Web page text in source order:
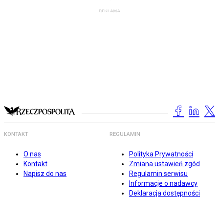
KONTAKT
O nas
Kontakt
Napisz do nas
REGULAMIN
Polityka Prywatności
Zmiana ustawień zgód
Regulamin serwisu
Informacje o nadawcy
Deklaracja dostępności